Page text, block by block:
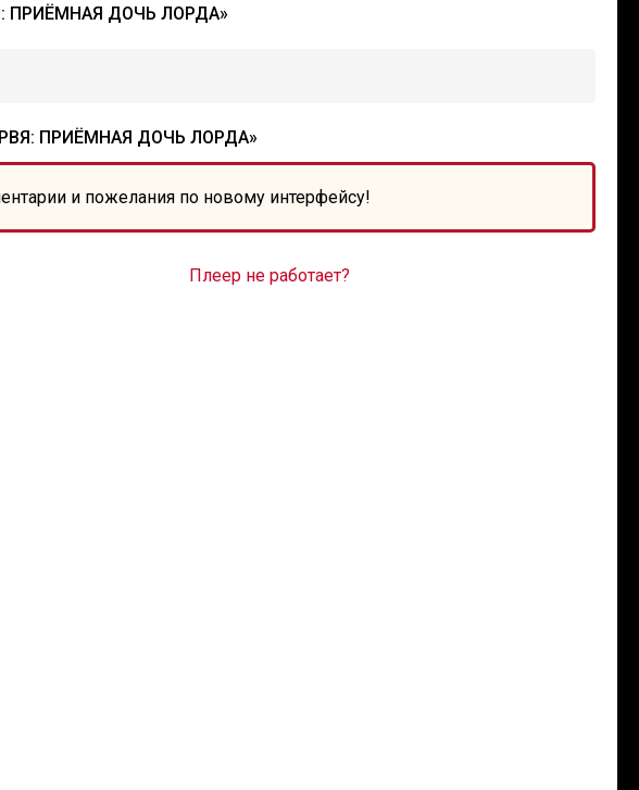
ПРИЁМНАЯ ДОЧЬ ЛОРДА»
ПРИЁМНАЯ ДОЧЬ ЛОРДА»
и пожелания по новому интерфейсу!
Плеер не работает?